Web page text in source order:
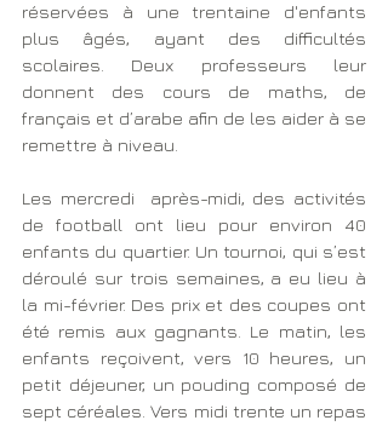
réservées à une trentaine d'enfants
plus âgés, ayant des difficultés
scolaires. Deux professeurs leur
donnent des cours de maths, de
français et d’arabe afin de les aider à se
remettre à niveau.
Les mercredi  après-midi, des activités
de football ont lieu pour environ 40
enfants du quartier. Un tournoi, qui s’est
déroulé sur trois semaines, a eu lieu à
la mi-février. Des prix et des coupes ont
été remis aux gagnants. Le matin, les
enfants reçoivent, vers 10 heures, un
petit déjeuner, un pouding composé de
sept céréales. Vers midi trente un repas